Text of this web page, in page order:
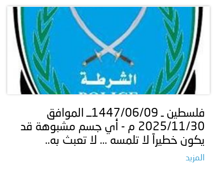
فلسطين ـ 1447/06/09ــ الموافق
2025/11/30 م - أي جسم مشبوهة قد
يكون خطيراً لا تلمسه ... لا تعبث به..
المزيد